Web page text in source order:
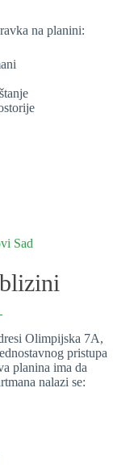
na planini:
Sad
Olimpijska 7A,
pristupa
planina ima da
nalazi se: